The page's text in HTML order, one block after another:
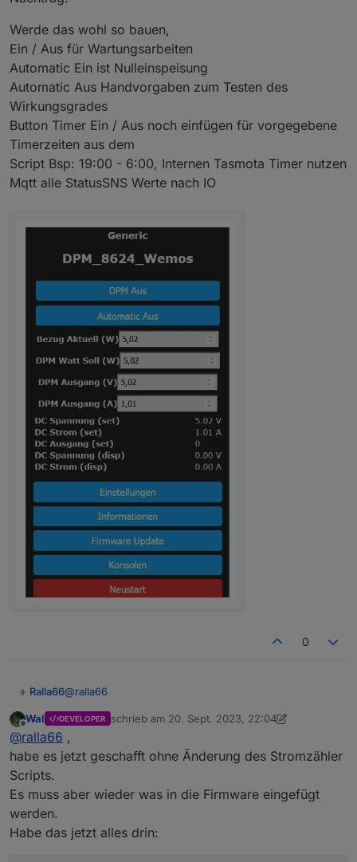
nur in der DPM Script Var Deklaration
ein Paar Werte einzugeben. Das ist ja für mich schon
sehr schwer.
Werde das wohl so bauen,
Ein / Aus für Wartungsarbeiten
Automatic Ein ist Nulleinspeisung
Automatic Aus Handvorgaben zum Testen des
Wirkungsgrades
Button Timer Ein / Aus noch einfügen für vorgegebene
Timerzeiten aus dem
Script Bsp: 19:00 - 6:00, Internen Tasmota Timer nutzen
Mqtt alle StatusSNS Werte nach IO
0
Ralla66@ralla66
Nachtrag:
Werde das wohl so bauen,
Ein / Aus für Wartungsarbeiten
Automatic Aus Handvorgaben zum Testen des
Button Timer Ein / Aus noch einfügen für vorgegebene
Timerzeiten aus dem
Offline
Wal DEVELOPER schrieb am 20. Sept. 2023, 22:04
zuletzt editiert von Wal
@ralla66 ,
habe es jetzt geschafft ohne Änderung des Stromzähler
Scripts.
Es muss aber wieder was in die Firmware eingefügt
werden.
Habe das jetzt alles drin: